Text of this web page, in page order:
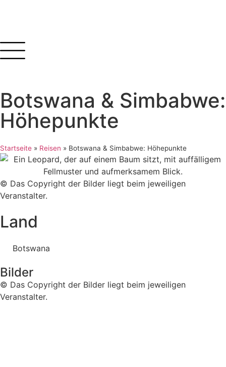
Botswana & Simbabwe:
Höhepunkte
Startseite » Reisen » Botswana & Simbabwe: Höhepunkte
© Das Copyright der Bilder liegt beim jeweiligen
Veranstalter.
Land
Botswana
Bilder
© Das Copyright der Bilder liegt beim jeweiligen
Veranstalter.